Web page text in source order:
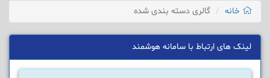
خانه گالری دسته بندی شده
لینک های ارتباط با سامانه هوشمند